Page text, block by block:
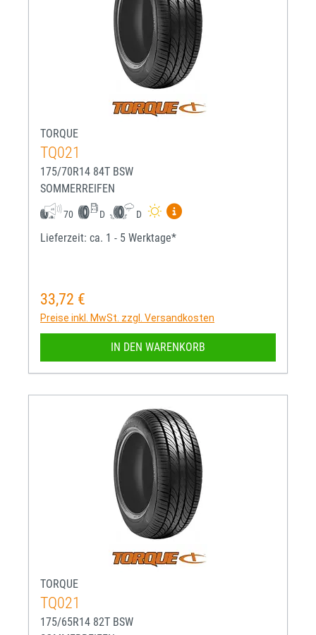
TORQUE
TQ021
175/70R14 84T BSW
SOMMERREIFEN
70 D D
Mehr Informationen zum
Lieferzeit: ca. 1 - 5 Werktage*
Regulärer Preis:
33,72 €
Preise inkl. MwSt. zzgl. Versandkosten
IN DEN WARENKORB
TORQUE
TQ021
175/65R14 82T BSW